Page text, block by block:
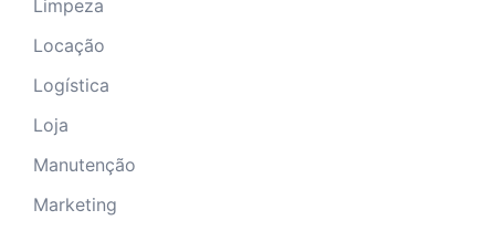
Limpeza
Locação
Logística
Loja
Manutenção
Marketing